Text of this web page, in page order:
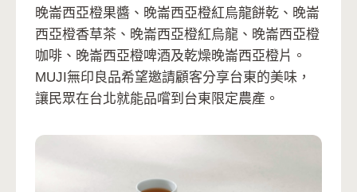
晚崙西亞橙果醬、晚崙西亞橙紅烏龍餅乾、晚崙
西亞橙香草茶、晚崙西亞橙紅烏龍、晚崙西亞橙
咖啡、晚崙西亞橙啤酒及乾燥晚崙西亞橙片。
MUJI無印良品希望邀請顧客分享台東的美味，
讓民眾在台北就能品嚐到台東限定農產。